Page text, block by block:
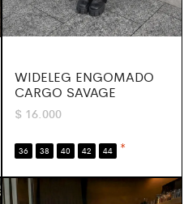
WIDELEG ENGOMADO
CARGO SAVAGE
$ 16.000
36 38 40 42 44 *